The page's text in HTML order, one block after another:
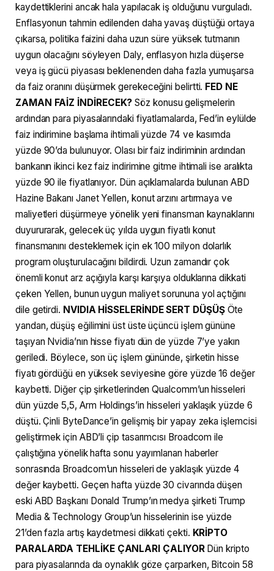
kaydettiklerini ancak hala yapılacak iş olduğunu vurguladı.
Enflasyonun tahmin edilenden daha yavaş düştüğü ortaya
çıkarsa, politika faizini daha uzun süre yüksek tutmanın
uygun olacağını söyleyen Daly, enflasyon hızla düşerse
veya iş gücü piyasası beklenenden daha fazla yumuşarsa
da faiz oranını düşürmek gerekeceğini belirtti. FED NE
ZAMAN FAİZ İNDİRECEK? Söz konusu gelişmelerin
ardından para piyasalarındaki fiyatlamalarda, Fed’in eylülde
faiz indirimine başlama ihtimali yüzde 74 ve kasımda
yüzde 90’da bulunuyor. Olası bir faiz indiriminin ardından
bankanın ikinci kez faiz indirimine gitme ihtimali ise aralıkta
yüzde 90 ile fiyatlanıyor. Dün açıklamalarda bulunan ABD
Hazine Bakanı Janet Yellen, konut arzını artırmaya ve
maliyetleri düşürmeye yönelik yeni finansman kaynaklarını
duyururarak, gelecek üç yılda uygun fiyatlı konut
finansmanını desteklemek için ek 100 milyon dolarlık
program oluşturulacağını bildirdi. Uzun zamandır çok
önemli konut arz açığıyla karşı karşıya olduklarına dikkati
çeken Yellen, bunun uygun maliyet sorununa yol açtığını
dile getirdi. NVIDIA HİSSELERİNDE SERT DÜŞÜŞÖte
yandan, düşüş eğilimini üst üste üçüncü işlem gününe
taşıyan Nvidia’nın hisse fiyatı dün de yüzde 7’ye yakın
geriledi. Böylece, son üç işlem gününde, şirketin hisse
fiyatı gördüğü en yüksek seviyesine göre yüzde 16 değer
kaybetti. Diğer çip şirketlerinden Qualcomm’un hisseleri
dün yüzde 5,5, Arm Holdings’in hisseleri yaklaşık yüzde 6
düştü. Çinli ByteDance’in gelişmiş bir yapay zeka işlemcisi
geliştirmek için ABD’li çip tasarımcısı Broadcom ile
çalıştığına yönelik hafta sonu yayımlanan haberler
sonrasında Broadcom’un hisseleri de yaklaşık yüzde 4
değer kaybetti. Geçen hafta yüzde 30 civarında düşen
eski ABD Başkanı Donald Trump’ın medya şirketi Trump
Media & Technology Group’un hisselerinin ise yüzde
21’den fazla artış kaydetmesi dikkati çekti. KRİPTO
PARALARDA TEHLİKE ÇANLARI ÇALIYORDün kripto
para piyasalarında da oynaklık göze çarparken, Bitcoin 58